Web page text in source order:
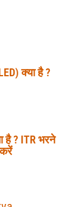
क्या है ?
है ? ITR भरने